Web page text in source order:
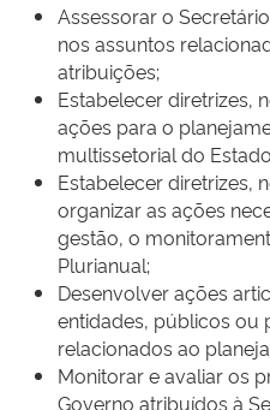
Assessorar o
nos assuntos
atribuições;
Estabelecer diretrizes,
ações para o
multissetorial do
Estabelecer diretrizes,
organizar as ações
gestão, o
Plurianual;
Desenvolver ações
entidades, públicos ou
relacionados ao
Monitorar e avaliar os
Governo atribuídos à